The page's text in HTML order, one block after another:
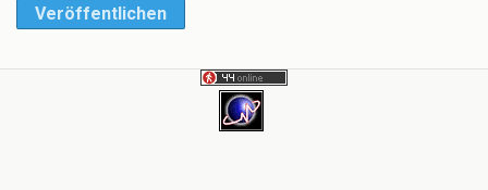
Veröffentlichen